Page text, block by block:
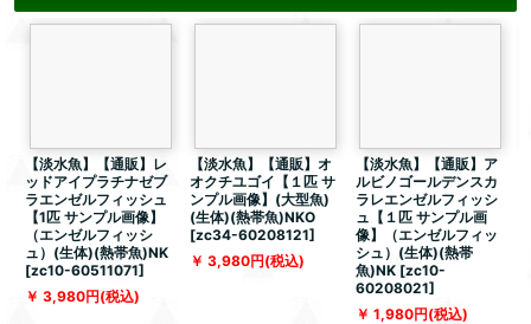
【淡水魚】【通販】レ
ッドアイプラチナゼブ
ラエンゼルフィッシュ
【1匹 サンプル画像】
（エンゼルフィッシ
ュ）(生体)(熱帯魚)NK
[zc10-60511071]
3,980円(税込)
【淡水魚】【通販】オ
オクチユゴイ【１匹 サ
ンプル画像】(大型魚)
(生体)(熱帯魚)NKO
[zc34-60208121]
3,980円(税込)
【淡水魚】【通販】ア
ルビノゴールデンスカ
ラレエンゼルフィッシ
ュ【１匹 サンプル画
像】（エンゼルフィッ
シュ）(生体)(熱帯
魚)NK [zc10-
60208021]
1,980円(税込)